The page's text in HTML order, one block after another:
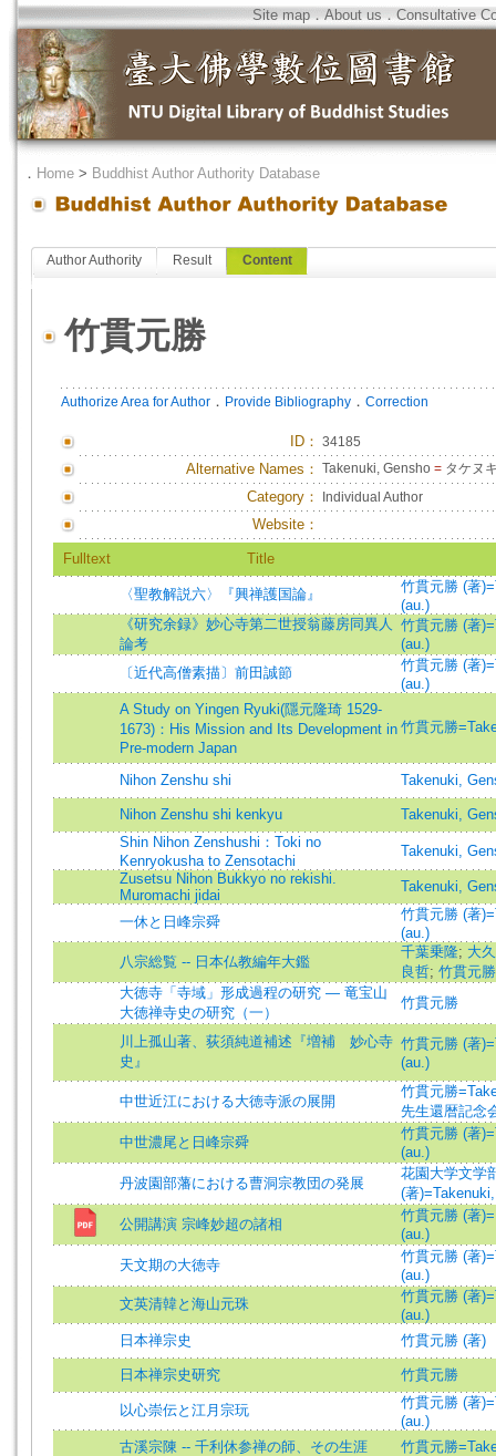
Site map．About us．Consultative
． Home > Buddhist Author Authority Database
Author Authority Result Content
竹貫元勝
Authorize Area for Author ． Provide Bibliography ． Correction
ID ： 34185
Alternative Names： Takenuki, Gensho = タケヌ
Category： Individual Author
Website：
Fulltext Title
〈聖教解説六〉『興禅護国論』
竹貫元勝 (著
(au.)
《研究余録》妙心寺第二世授翁藤房同異人
論考
竹貫元勝 (著
(au.)
〔近代高僧素描〕前田誠節
竹貫元勝 (著
(au.)
A Study on Yingen Ryuki(隱元隆琦 1529-
1673)：His Mission and Its Development in
Pre-modern Japan
竹貫元勝
Nihon Zenshu shi Takenuki,
Nihon Zenshu shi kenkyu
Takenuki,
Shin Nihon Zenshushi：Toki no
Kenryokusha to Zensotachi
Takenuki,
Zusetsu Nihon Bukkyo no rekishi.
Muromachi jidai
Takenuki,
一休と日峰宗舜
竹貫元勝 (著
(au.)
八宗総覧 -- 日本仏教編年大鑑
千葉乗隆; 大
良哲; 竹貫元勝
大徳寺「寺域」形成過程の研究 ― 竜宝山
大徳禅寺史の研究（一）
竹貫元勝
川上孤山著、荻須純道補述『増補 妙心寺
史』
竹貫元勝 (著
(au.)
中世近江における大徳寺派の展開
竹貫元勝
先生還暦記念
中世濃尾と日峰宗舜
竹貫元勝 (著
(au.)
丹波園部藩における曹洞宗教団の発展
花園大学文学
(著
公開講演 宗峰妙超の諸相
竹貫元勝 (著
(au.)
天文期の大徳寺
竹貫元勝 (著
(au.)
文英清韓と海山元珠
竹貫元勝 (著
(au.)
日本禅宗史
竹貫元勝 (著)
日本禅宗史研究 竹貫元勝
以心崇伝と江月宗玩
竹貫元勝 (著
(au.)
古溪宗陳 -- 千利休参禅の師、その生涯
竹貫元勝